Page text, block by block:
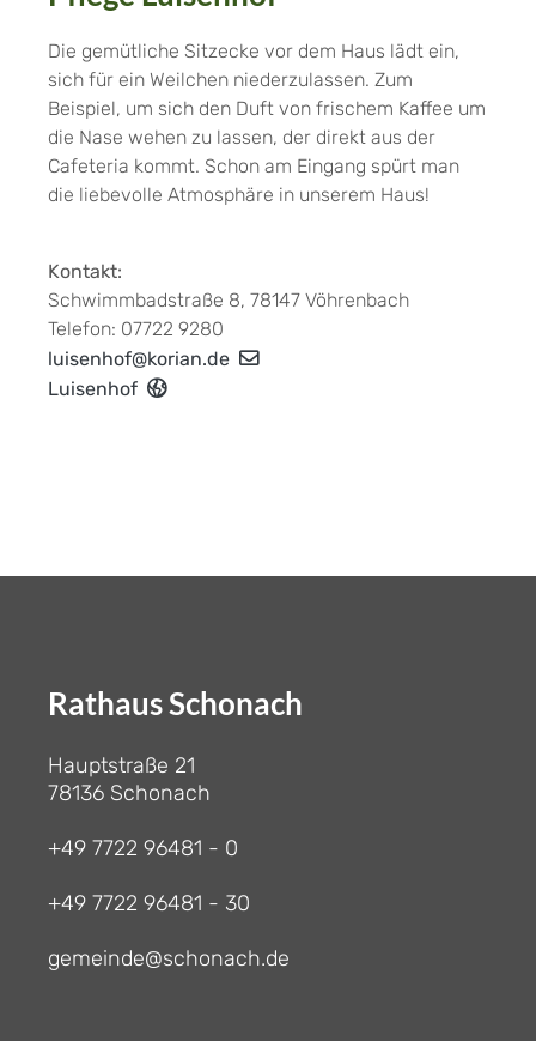
Die gemütliche Sitzecke vor dem Haus lädt ein,
sich für ein Weilchen niederzulassen. Zum
Beispiel, um sich den Duft von frischem Kaffee um
die Nase wehen zu lassen, der direkt aus der
Cafeteria kommt. Schon am Eingang spürt man
die liebevolle Atmosphäre in unserem Haus!
Kontakt:
Schwimmbadstraße 8, 78147 Vöhrenbach
Telefon: 07722 9280
luisenhof@korian.de
Luisenhof
Rathaus Schonach
Hauptstraße 21
78136 Schonach
+49 7722 96481 - 0
+49 7722 96481 - 30
gemeinde@schonach.de